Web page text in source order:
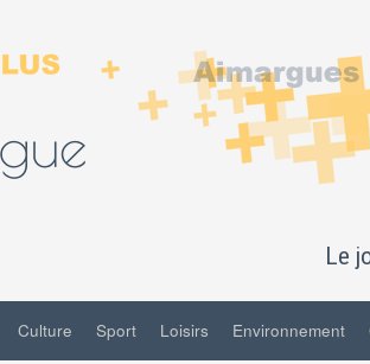
Le
Culture Sport Loisirs Environnement